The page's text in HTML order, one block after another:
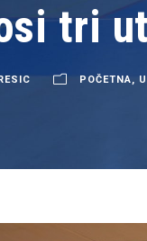
tri
POČETNA,